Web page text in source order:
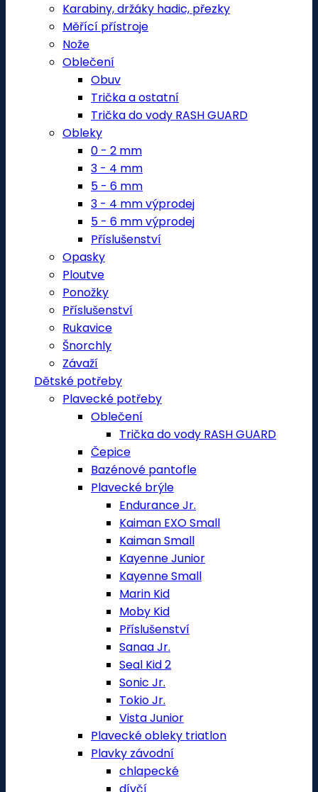
Karabiny, držáky hadic, přezky
Měřící přístroje
Nože
Oblečení
Obuv
Trička a ostatní
Trička do vody RASH GUARD
Obleky
0 - 2 mm
3 - 4 mm
5 - 6 mm
3 - 4 mm výprodej
5 - 6 mm výprodej
Příslušenství
Opasky
Ploutve
Ponožky
Příslušenství
Rukavice
Šnorchly
Závaží
Dětské potřeby
Plavecké potřeby
Oblečení
Trička do vody RASH GUARD
Čepice
Bazénové pantofle
Plavecké brýle
Endurance Jr.
Kaiman EXO Small
Kaiman Small
Kayenne Junior
Kayenne Small
Marin Kid
Moby Kid
Příslušenství
Sanaa Jr.
Seal Kid 2
Sonic Jr.
Tokio Jr.
Vista Junior
Plavecké obleky triatlon
Plavky závodní
chlapecké